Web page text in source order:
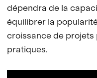
dépendra de la
équilibrer la
croissance de projets
pratiques.